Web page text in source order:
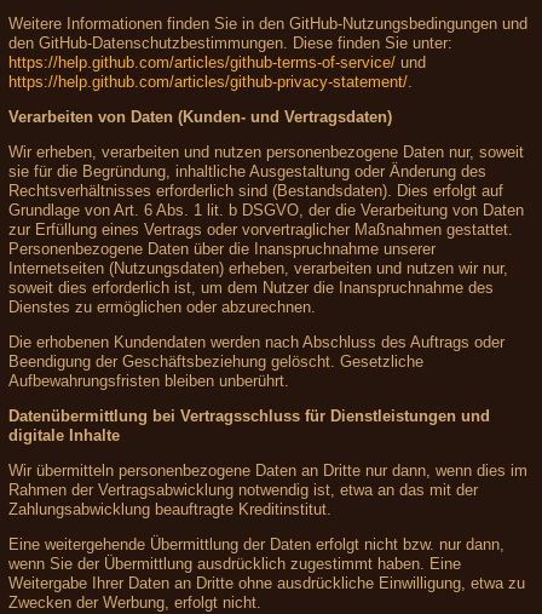
Weitere Informationen finden Sie in den GitHub-Nutzungsbedingungen und
den GitHub-Datenschutzbestimmungen. Diese finden Sie unter:
https://help.github.com/articles/github-terms-of-service/ und
https://help.github.com/articles/github-privacy-statement/.
Verarbeiten von Daten (Kunden- und Vertragsdaten)
Wir erheben, verarbeiten und nutzen personenbezogene Daten nur, soweit
sie für die Begründung, inhaltliche Ausgestaltung oder Änderung des
Rechtsverhältnisses erforderlich sind (Bestandsdaten). Dies erfolgt auf
Grundlage von Art. 6 Abs. 1 lit. b DSGVO, der die Verarbeitung von Daten
zur Erfüllung eines Vertrags oder vorvertraglicher Maßnahmen gestattet.
Personenbezogene Daten über die Inanspruchnahme unserer
Internetseiten (Nutzungsdaten) erheben, verarbeiten und nutzen wir nur,
soweit dies erforderlich ist, um dem Nutzer die Inanspruchnahme des
Dienstes zu ermöglichen oder abzurechnen.
Die erhobenen Kundendaten werden nach Abschluss des Auftrags oder
Beendigung der Geschäftsbeziehung gelöscht. Gesetzliche
Aufbewahrungsfristen bleiben unberührt.
Datenübermittlung bei Vertragsschluss für Dienstleistungen und
digitale Inhalte
Wir übermitteln personenbezogene Daten an Dritte nur dann, wenn dies im
Rahmen der Vertragsabwicklung notwendig ist, etwa an das mit der
Zahlungsabwicklung beauftragte Kreditinstitut.
Eine weitergehende Übermittlung der Daten erfolgt nicht bzw. nur dann,
wenn Sie der Übermittlung ausdrücklich zugestimmt haben. Eine
Weitergabe Ihrer Daten an Dritte ohne ausdrückliche Einwilligung, etwa zu
Zwecken der Werbung, erfolgt nicht.